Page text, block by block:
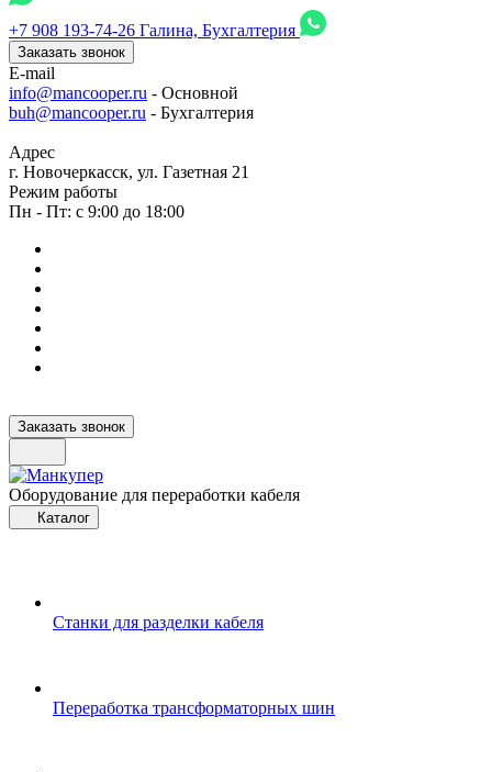
+7 908 193-74-26 Галина, Бухгалтерия
Заказать звонок
E-mail
info@mancooper.ru - Основной
buh@mancooper.ru - Бухгалтерия
Адрес
г. Новочеркасск, ул. Газетная 21
Режим работы
Пн - Пт: с 9:00 до 18:00
Заказать звонок
Оборудование для переработки кабеля
Каталог
Станки для разделки кабеля
Переработка трансформаторных шин